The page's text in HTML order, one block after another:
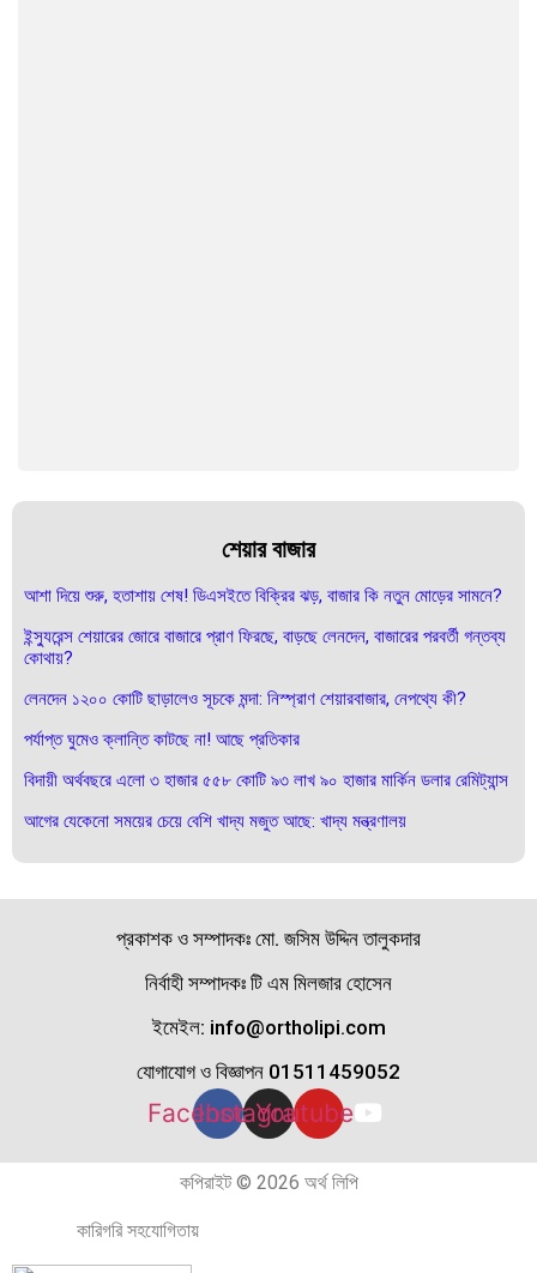
শেয়ার বাজার
আশা দিয়ে শুরু, হতাশায় শেষ! ডিএসইতে বিক্রির ঝড়, বাজার কি নতুন মোড়ের সামনে?
ইন্স্যুরেন্স শেয়ারের জোরে বাজারে প্রাণ ফিরছে, বাড়ছে লেনদেন, বাজারের পরবর্তী গন্তব্য
কোথায়?
লেনদেন ১২০০ কোটি ছাড়ালেও সূচকে মন্দা: নিস্প্রাণ শেয়ারবাজার, নেপথ্যে কী?
পর্যাপ্ত ঘুমেও ক্লান্তি কাটছে না! আছে প্রতিকার
বিদায়ী অর্থবছরে এলো ৩ হাজার ৫৫৮ কোটি ৯৩ লাখ ৯০ হাজার মার্কিন ডলার রেমিট্যান্স
আগের যেকেনো সময়ের চেয়ে বেশি খাদ্য মজুত আছে: খাদ্য মন্ত্রণালয়
প্রকাশক ও সম্পাদকঃ মো. জসিম উদ্দিন তালুকদার
নির্বাহী সম্পাদকঃ টি এম মিলজার হোসেন
ইমেইল: info@ortholipi.com
যোগাযোগ ও বিজ্ঞাপন 01511459052
Facebook
Instagram
Youtube
কপিরাইট © 2026 অর্থ লিপি
কারিগরি সহযোগিতায়